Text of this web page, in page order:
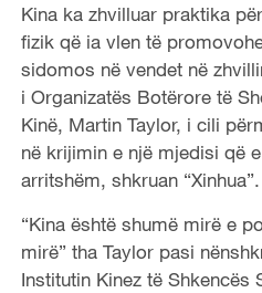
Kina ka zhvilluar praktika
fizik që ia vlen të
sidomos në vendet në
i Organizatës Botërore të
Kinë, Martin Taylor, i cili
në krijimin e një mjedisi që
arritshëm, shkruan “Xinhua”.
“Kina është shumë mirë e
mirë” tha Taylor pasi
Institutin Kinez të Shkencës